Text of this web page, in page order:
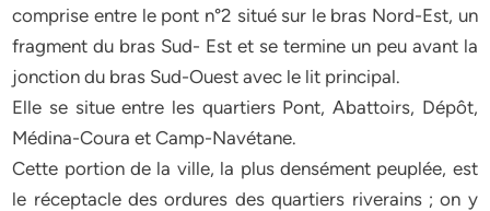
comprise entre le pont n°2 situé sur le bras Nord-Est, un
fragment du bras Sud- Est et se termine un peu avant la
jonction du bras Sud-Ouest avec le lit principal.
Elle se situe entre les quartiers Pont, Abattoirs, Dépôt,
Médina-Coura et Camp-Navétane.
Cette portion de la ville, la plus densément peuplée, est
le réceptacle des ordures des quartiers riverains ; on y